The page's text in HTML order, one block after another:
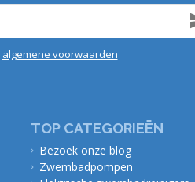
algemene voorwaarden
TOP CATEGORIEËN
Bezoek onze blog
Zwembadpompen